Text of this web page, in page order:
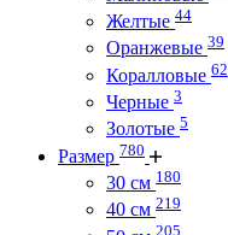
Желтые 44
Оранжевые 39
Коралловые 62
Черные 3
Золотые 5
Размер 780
30 см 180
40 см 219
205